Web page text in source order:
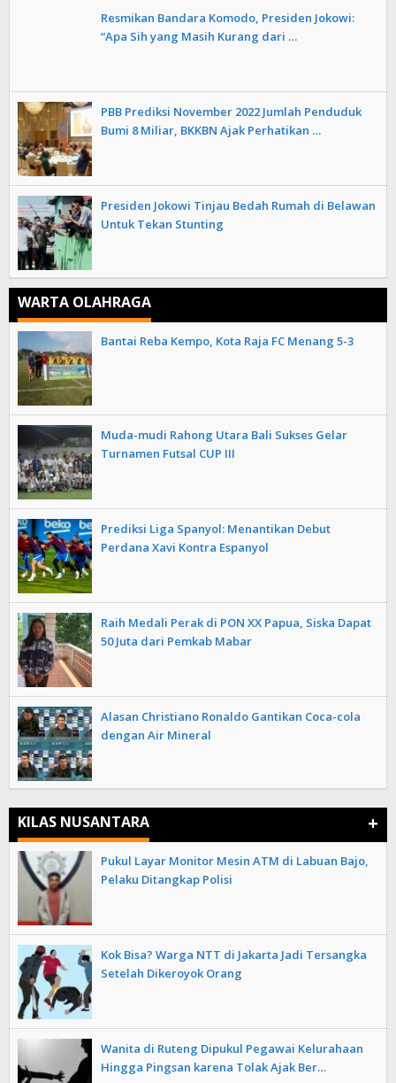
Resmikan Bandara Komodo, Presiden Jokowi:
“Apa Sih yang Masih Kurang dari …
PBB Prediksi November 2022 Jumlah Penduduk
Bumi 8 Miliar, BKKBN Ajak Perhatikan …
Presiden Jokowi Tinjau Bedah Rumah di Belawan
Untuk Tekan Stunting
WARTA OLAHRAGA
Bantai Reba Kempo, Kota Raja FC Menang 5-3
Muda-mudi Rahong Utara Bali Sukses Gelar
Turnamen Futsal CUP III
Prediksi Liga Spanyol: Menantikan Debut
Perdana Xavi Kontra Espanyol
Raih Medali Perak di PON XX Papua, Siska Dapat
50 Juta dari Pemkab Mabar
Alasan Christiano Ronaldo Gantikan Coca-cola
dengan Air Mineral
KILAS NUSANTARA +
Pukul Layar Monitor Mesin ATM di Labuan Bajo,
Pelaku Ditangkap Polisi
Kok Bisa? Warga NTT di Jakarta Jadi Tersangka
Setelah Dikeroyok Orang
Wanita di Ruteng Dipukul Pegawai Kelurahaan
Hingga Pingsan karena Tolak Ajak Ber…